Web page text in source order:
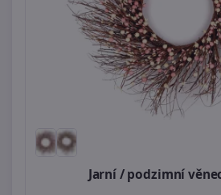
Jarní / podzimní